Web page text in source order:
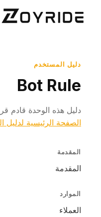
دليل المستخدم
Bot Rule
دليل هذه الوحدة قادم
الصفحة الرئيسية لدليل
المقدمة
المقدمة
الموارد
العملاء